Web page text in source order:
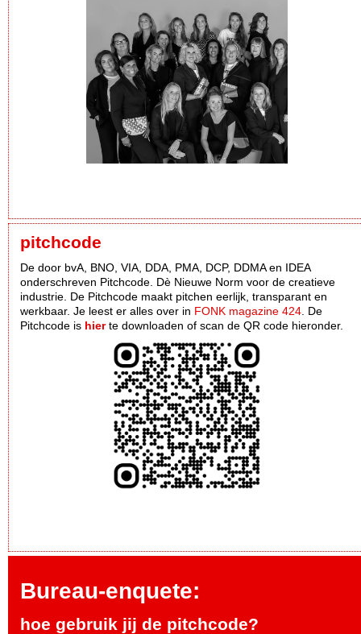
pitchcode
De door bvA, BNO, VIA, DDA, PMA, DCP, DDMA en IDEA
onderschreven Pitchcode. Dè Nieuwe Norm voor de creatieve
industrie. De Pitchcode maakt pitchen eerlijk, transparant en
werkbaar. Je leest er alles over in FONK magazine 424 . De
Pitchcode is hierte downloaden of scan de QR code hieronder.
Bureau-enquete:
hoe gebruik jij de pitchcode?